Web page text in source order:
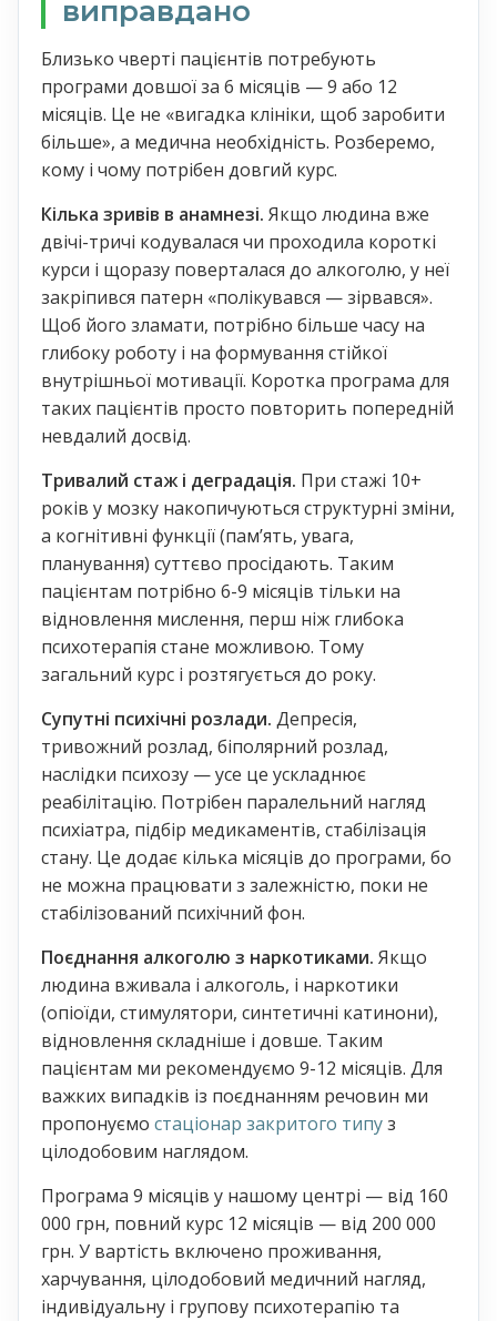
виправдано
Близько чверті пацієнтів потребують
програми довшої за 6 місяців — 9 або 12
місяців. Це не «вигадка клініки, щоб заробити
більше», а медична необхідність. Розберемо,
кому і чому потрібен довгий курс.
Кілька зривів в анамнезі. Якщо людина вже
двічі-тричі кодувалася чи проходила короткі
курси і щоразу поверталася до алкоголю, у неї
закріпився патерн «полікувався — зірвався».
Щоб його зламати, потрібно більше часу на
глибоку роботу і на формування стійкої
внутрішньої мотивації. Коротка програма для
таких пацієнтів просто повторить попередній
невдалий досвід.
Тривалий стаж і деградація. При стажі 10+
років у мозку накопичуються структурні зміни,
а когнітивні функції (пам’ять, увага,
планування) суттєво просідають. Таким
пацієнтам потрібно 6-9 місяців тільки на
відновлення мислення, перш ніж глибока
психотерапія стане можливою. Тому
загальний курс і розтягується до року.
Супутні психічні розлади. Депресія,
тривожний розлад, біполярний розлад,
наслідки психозу — усе це ускладнює
реабілітацію. Потрібен паралельний нагляд
психіатра, підбір медикаментів, стабілізація
стану. Це додає кілька місяців до програми, бо
не можна працювати з залежністю, поки не
стабілізований психічний фон.
Поєднання алкоголю з наркотиками. Якщо
людина вживала і алкоголь, і наркотики
(опіоїди, стимулятори, синтетичні катинони),
відновлення складніше і довше. Таким
пацієнтам ми рекомендуємо 9-12 місяців. Для
важких випадків із поєднанням речовин ми
пропонуємо стаціонар закритого типуз
цілодобовим наглядом.
Програма 9 місяців у нашому центрі — від 160
000 грн, повний курс 12 місяців — від 200 000
грн. У вартість включено проживання,
харчування, цілодобовий медичний нагляд,
індивідуальну і групову психотерапію та